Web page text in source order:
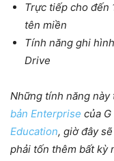
Trực tiếp cho đến
tên miền
Tính năng ghi
Drive
Những tính năng
bản Enterprise của
Education, giờ đây
phải tốn thêm bất kỳ